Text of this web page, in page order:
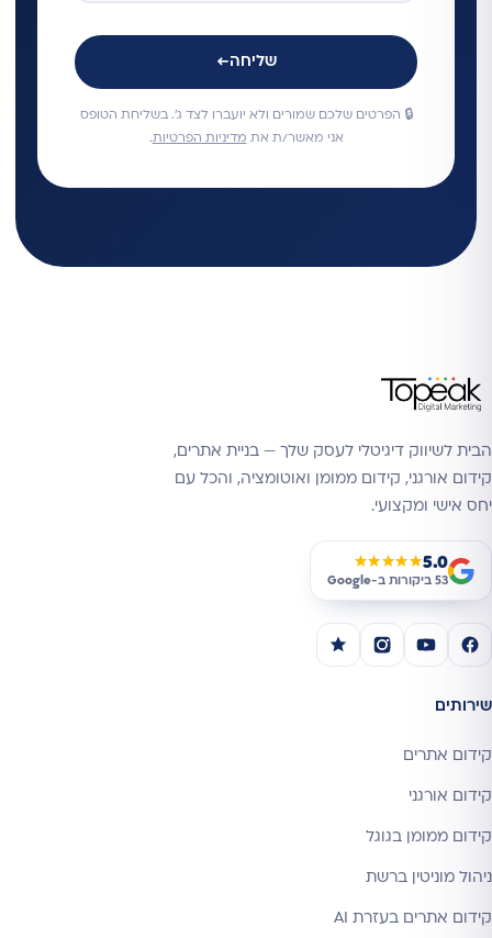
שליחה←
🔒 הפרטים שלכם שמורים ולא יועברו לצד ג'. בשליחת הטופס
אני מאשר/ת את מדיניות הפרטיות.
הבית לשיווק דיגיטלי לעסק שלך — בניית אתרים,
קידום אורגני, קידום ממומן ואוטומציה, והכל עם
יחס אישי ומקצועי.
5.0
★★★★★
53 ביקורות ב- Google
שירותים
קידום אתרים
קידום אורגני
קידום ממומן בגוגל
ניהול מוניטין ברשת
קידום אתרים בעזרת AI